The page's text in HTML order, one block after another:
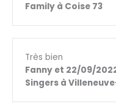
Family à Coise 73
Très bien
Fanny et 22/09/
Singers à